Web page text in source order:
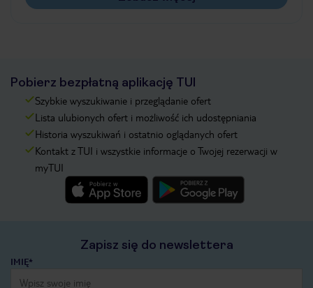
Pobierz bezpłatną aplikację TUI
Szybkie wyszukiwanie i przeglądanie ofert
Lista ulubionych ofert i możliwość ich udostępniania
Historia wyszukiwań i ostatnio oglądanych ofert
Kontakt z TUI i wszystkie informacje o Twojej rezerwacji w
myTUI
Zapisz się do newslettera
IMIĘ*